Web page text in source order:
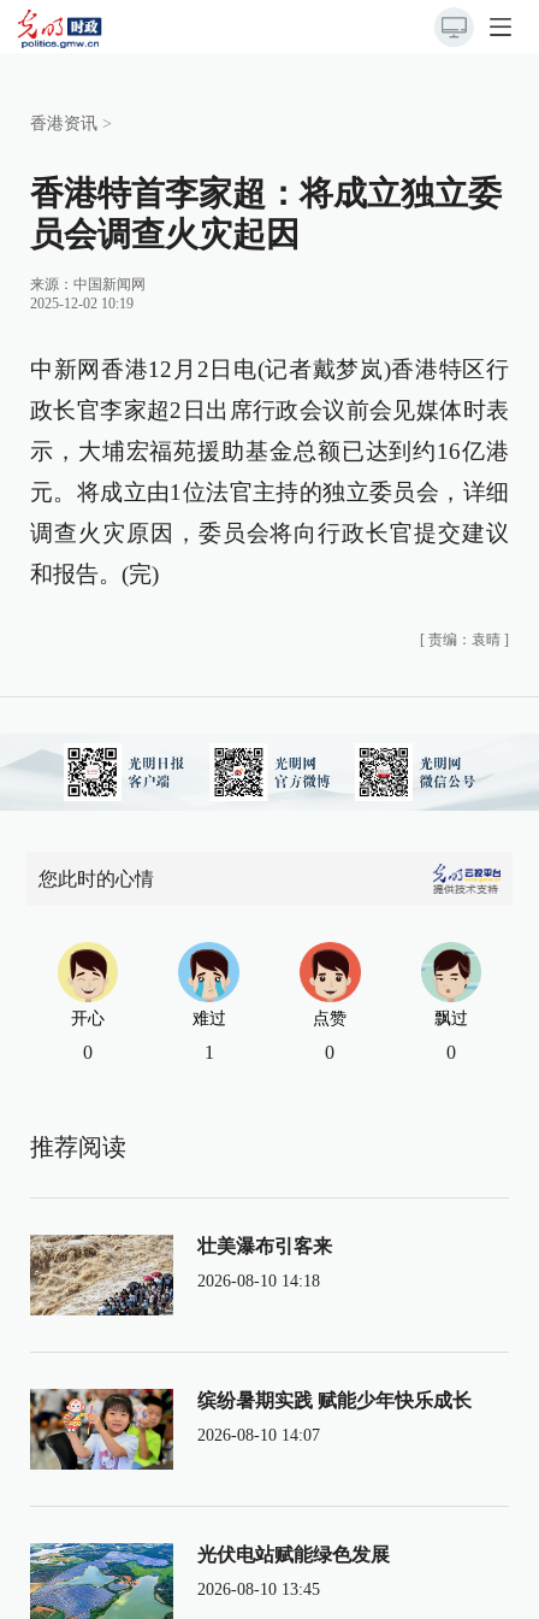
香港资讯 >
香港特首李家超：将成立独立委
员会调查火灾起因
来源： 中国新闻网
2025-12-02 10:19
中新网香港12月2日电(记者戴梦岚)香港特区行
政长官李家超2日出席行政会议前会见媒体时表
示，大埔宏福苑援助基金总额已达到约16亿港
元。将成立由1位法官主持的独立委员会，详细
调查火灾原因，委员会将向行政长官提交建议
和报告。(完)
[ 责编：袁晴 ]
您此时的心情
开心
0
难过
1
点赞
0
飘过
0
推荐阅读
壮美瀑布引客来
2026-08-10 14:18
缤纷暑期实践 赋能少年快乐成长
2026-08-10 14:07
光伏电站赋能绿色发展
2026-08-10 13:45